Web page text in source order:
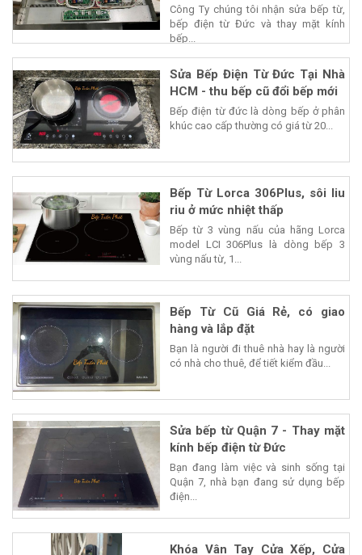
Công Ty chúng tôi nhận sửa bếp từ,
bếp điện từ Đức và thay mặt kính
bếp...
Sửa Bếp Điện Từ Đức Tại Nhà
HCM - thu bếp cũ đổi bếp mới
Bếp điện từ đức là dòng bếp ở phân
khúc cao cấp thường có giá từ 20...
Bếp Từ Lorca 306Plus, sôi liu
riu ở mức nhiệt thấp
Bếp từ 3 vùng nấu của hãng Lorca
model LCI 306Plus là dòng bếp 3
vùng nấu từ, 1...
Bếp Từ Cũ Giá Rẻ, có giao
hàng và lắp đặt
Bạn là người đi thuê nhà hay là người
có nhà cho thuê, để tiết kiểm đầu...
Sửa bếp từ Quận 7 - Thay mặt
kính bếp điện từ Đức
Bạn đang làm việc và sinh sống tại
Quận 7, nhà bạn đang sử dụng bếp
điện...
Khóa Vân Tay Cửa Xếp, Cửa